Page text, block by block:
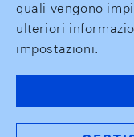
quali vengono
ulteriori
impostazioni.